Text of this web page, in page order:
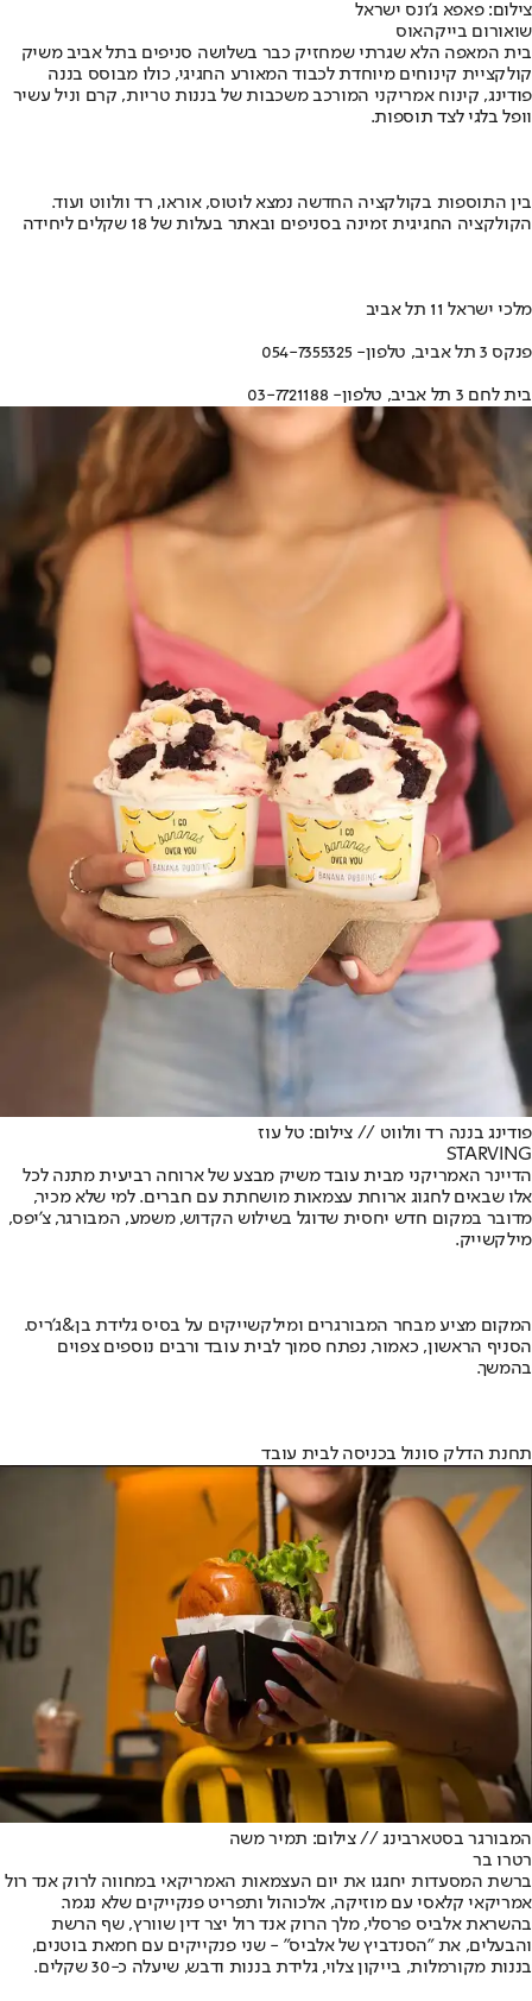
צילום: פאפא ג'ונס ישראל
שואורום בייקהאוס
בית המאפה הלא שגרתי שמחזיק כבר בשלושה סניפים בתל אביב משיק
קולקציית קינוחים מיוחדת לכבוד המאורע החגיגי, כולו מבוסס בננה
פודינג, קינוח אמריקני המורכב משכבות של בננות טריות, קרם וניל עשיר
וופל בלגי לצד תוספות.
בין התוספות בקולקציה החדשה נמצא לוטוס, אוראו, רד וולווט ועוד.
הקולקציה החגיגית זמינה בסניפים ובאתר בעלות של 18 שקלים ליחידה
מלכי ישראל 11 תל אביב
פנקס 3 תל אביב, טלפון- 054-7355325
בית לחם 3 תל אביב, טלפון- 03-7721188
פודינג בננה רד וולווט // צילום: טל עוז
STARVING
הדיינר האמריקני מבית עובד משיק מבצע של ארוחה רביעית מתנה לכל
אלו שבאים לחגוג ארוחת עצמאות מושחתת עם חברים. למי שלא מכיר,
מדובר במקום חדש יחסית שדוגל בשילוש הקדוש, משמע, המבורגר, צ'יפס,
מילקשייק.
המקום מציע מבחר המבורגרים ומילקשייקים על בסיס גלידת בן&ג'ריס.
הסניף הראשון, כאמור, נפתח סמוך לבית עובד ורבים נוספים צפוים
בהמשך.
תחנת הדלק סונול בכניסה לבית עובד
המבורגר בסטארבינג // צילום: תמיר משה
רטרו בר
ברשת המסעדות יחגגו את יום העצמאות האמריקאי במחווה לרוק אנד רול
אמריקאי קלאסי עם מוזיקה, אלכוהול ותפריט פנקייקים שלא נגמר.
בהשראת אלביס פרסלי, מלך הרוק אנד רול יצר דין שוורץ, שף הרשת
והבעלים, את "הסנדביץ של אלביס" - שני פנקייקים עם חמאת בוטנים,
בננות מקורמלות, בייקון צלוי, גלידת בננות ודבש, שיעלה כ-30 שקלים.